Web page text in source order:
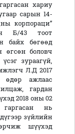
хариу
сарын 14-
корпораци”
Б/43 тоот
байх бөгөөд
өгсөн боловч
зураагүй,
Л.Д 2017
ажлаас
гардан
2018 оны 02
нь
зүйлийн
шүүхэд